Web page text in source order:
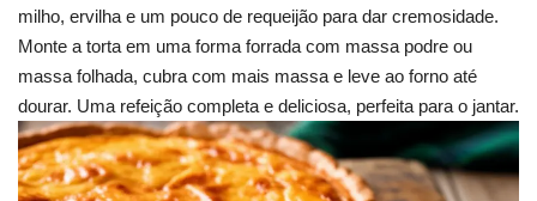
milho, ervilha e um pouco de requeijão para dar cremosidade.
Monte a torta em uma forma forrada com massa podre ou
massa folhada, cubra com mais massa e leve ao forno até
dourar. Uma refeição completa e deliciosa, perfeita para o jantar.